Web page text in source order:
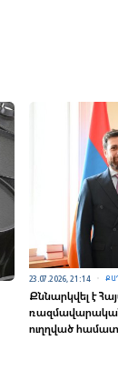
23.07.2026, 21:14
Քննարկվել է
ուղղված